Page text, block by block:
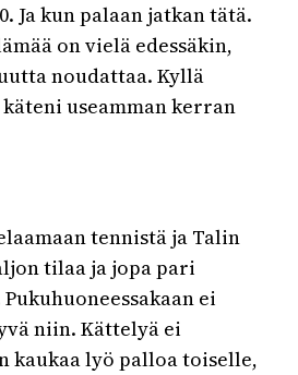
Ja kun palaan jatkan tätä.
on vielä edessäkin,
noudattaa. Kyllä
useamman kerran
tennistä ja Talin
tilaa ja jopa pari
ei
niin. Kättelyä ei
kaukaa lyö palloa toiselle,